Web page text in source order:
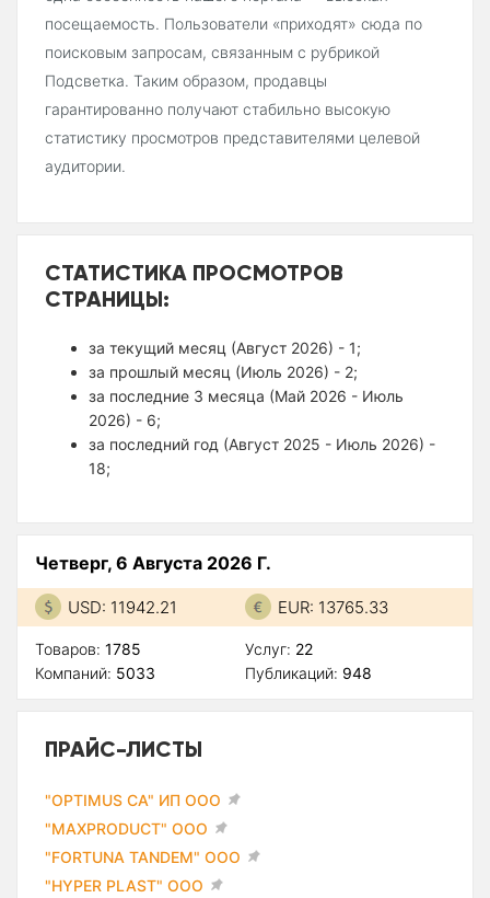
посещаемость. Пользователи «приходят» сюда по
поисковым запросам, связанным с рубрикой
Подсветка. Таким образом, продавцы
гарантированно получают стабильно высокую
статистику просмотров представителями целевой
аудитории.
СТАТИСТИКА ПРОСМОТРОВ
СТРАНИЦЫ:
за текущий месяц (Август 2026) - 1;
за прошлый месяц (Июль 2026) - 2;
за последние 3 месяца (Май 2026 - Июль
2026) - 6;
за последний год (Август 2025 - Июль 2026) -
18;
Четверг, 6 Августа 2026 Г.
USD: 11942.21 EUR: 13765.33
Товаров: 1785
Компаний: 5033
Услуг: 22
Публикаций: 948
ПРАЙС-ЛИСТЫ
"OPTIMUS CA" ИП ООО
"MAXPRODUCT" ООО
"FORTUNA TANDEM" ООО
"HYPER PLAST" ООО